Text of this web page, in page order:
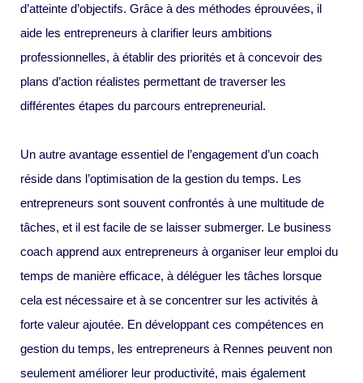
d’atteinte d’objectifs. Grâce à des méthodes éprouvées, il
aide les entrepreneurs à clarifier leurs ambitions
professionnelles, à établir des priorités et à concevoir des
plans d’action réalistes permettant de traverser les
différentes étapes du parcours entrepreneurial.
Un autre avantage essentiel de l’engagement d’un coach
réside dans l’optimisation de la gestion du temps. Les
entrepreneurs sont souvent confrontés à une multitude de
tâches, et il est facile de se laisser submerger. Le business
coach apprend aux entrepreneurs à organiser leur emploi du
temps de manière efficace, à déléguer les tâches lorsque
cela est nécessaire et à se concentrer sur les activités à
forte valeur ajoutée. En développant ces compétences en
gestion du temps, les entrepreneurs à Rennes peuvent non
seulement améliorer leur productivité, mais également